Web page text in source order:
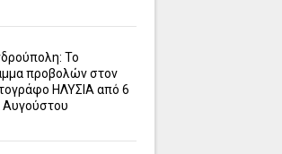
Το
προβολών στον
ΗΛΥΣΙΑ από 6